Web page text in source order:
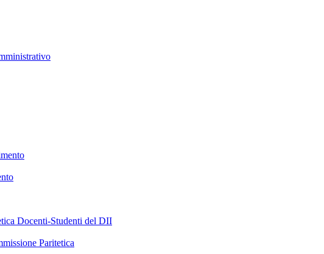
Docenti-Studenti del DII
Paritetica